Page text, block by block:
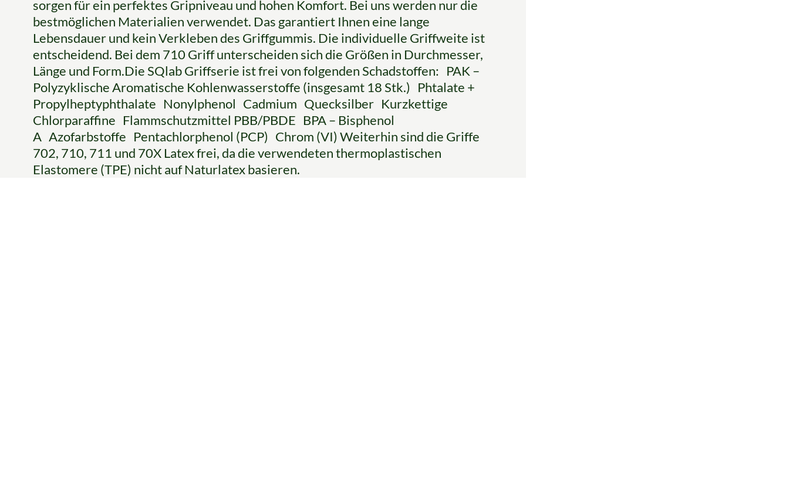
sorgen für ein perfektes Gripniveau und hohen Komfort. Bei uns werden nur die
bestmöglichen Materialien verwendet. Das garantiert Ihnen eine lange
Lebensdauer und kein Verkleben des Griffgummis. Die individuelle Griffweite ist
entscheidend. Bei dem 710 Griff unterscheiden sich die Größen in Durchmesser,
Länge und Form. Die SQlab Griffserie ist frei von folgenden Schadstoffen: PAK –
Polyzyklische Aromatische Kohlenwasserstoffe (insgesamt 18 Stk.) Phtalate +
Propylheptyphthalate Nonylphenol Cadmium Quecksilber Kurzkettige
Chlorparaffine Flammschutzmittel PBB/PBDE BPA – Bisphenol
A Azofarbstoffe Pentachlorphenol (PCP) Chrom (VI) Weiterhin sind die Griffe
702, 710, 711 und 70X Latex frei, da die verwendeten thermoplastischen
Elastomere (TPE) nicht auf Naturlatex basieren.